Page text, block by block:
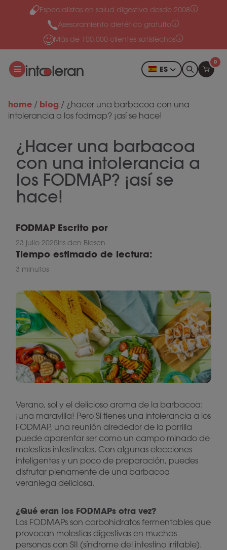
Ir al contenido
Especialistas en salud digestiva desde 2008
Asesoramiento dietético gratuito
Más de 100.000 clientes satisfechos
ES
0
home / blog / ¿hacer una barbacoa con una
intolerancia a los fodmap? ¡así se hace!
¿Hacer una barbacoa
con una intolerancia a
los FODMAP? ¡así se
hace!
FODMAP
23 julio 2025
Escrito por
Iris den Biesen
Tiempo estimado de lectura:
3 minutos
Verano, sol y el delicioso aroma de la barbacoa:
¡una maravilla! Pero Si tienes una intolerancia a los
FODMAP, una reunión alrededor de la parrilla
puede aparentar ser como un campo minado de
molestias intestinales. Con algunas elecciones
inteligentes y un poco de preparación, puedes
disfrutar plenamente de una barbacoa
veraniega deliciosa.
¿Qué eran los FODMAPs otra vez?
Los FODMAPs son carbohidratos fermentables que
provocan molestias digestivas en muchas
personas con SII (síndrome del intestino irritable).